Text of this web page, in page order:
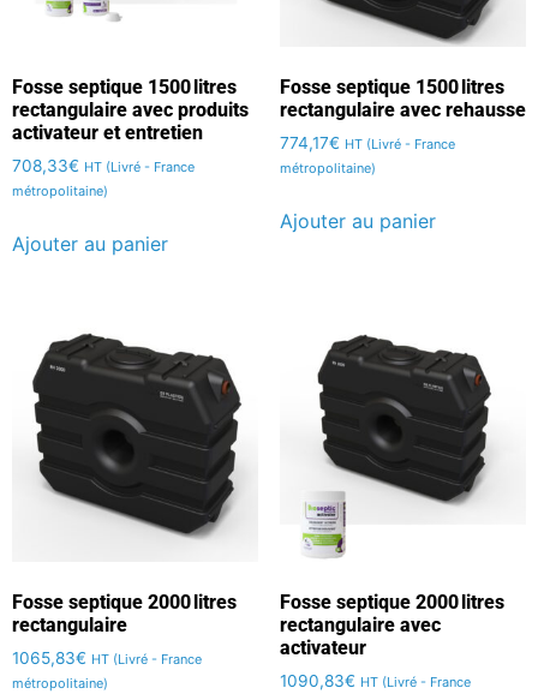
Fosse septique 1500 litres
rectangulaire avec produits
activateur et entretien
708,33€ HT (Livré - France
métropolitaine)
Ajouter au panier
Fosse septique 1500 litres
rectangulaire avec rehausse
774,17€ HT (Livré - France
métropolitaine)
Ajouter au panier
Fosse septique 2000 litres
rectangulaire
1065,83€ HT (Livré - France
métropolitaine)
Fosse septique 2000 litres
rectangulaire avec
activateur
1090,83€ HT (Livré - France